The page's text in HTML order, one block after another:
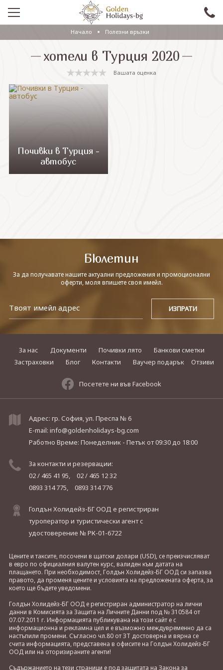
ПРОМО
EКСКУРЗИИ СЪС САМОЛЕТ
САМОЛЕТНИ ПОЧИВКИ
ЕКЗОТИКА
Начало Полезни връзки
хотели в Турция 2020
Вашата оценка
Почивки в Турция -
автобус
Бюлетин
За да получавате нашите актуални предложения и промоционални
оферти, моля впишете своя имейл.
За нас Документи Почивки лято
Банкови сметки
Застраховки
Блог Контакти Ваучер подарък Отзиви
Посетете ни във Facebook
Адрес: гр. София, ул. Преспа № 6
E-mail: info@goldenholidays-bg.com
Работно Време: Понеделник - Петъкот 09:30 до 18:00
За контакти и резервации:
02 / 465 41 95,
02 / 465 12 32
0893 314 775,
0893 314 776
Голдън Холидейз-БГ ООД е регистриран
туроператор и туристически агент с
удостоверение № РК-01-6722
Цените и таксите, посочени в щатски долари (USD), се преизчисляват
в евро по официалния валутен курс, валиден към датата на
плащането. При необходимост, Голдън Холидейз-БГ ООД си запазва
правото, да променя цените и условията на предложената оферта, за
което ще бъдете уведомени.
Голдън Холидейз-БГ ООД е регистриран администратор на лични
данни в Комисията за Защита на Личните Данни под № 310584 от
07.07.2011 г. Информацията публикувана на този сайт е с
информационна и рекламна цел и е възможно междувременно да са
настъпили промени. Съгласно чл.80 от ЗТ достоверна и вярна се
счита информацията, представена в офисите на Голдън Холидейз-БГ
ООД или на оторизираните агенти!
Съдържанието на тези страници е под защитата на Закона за